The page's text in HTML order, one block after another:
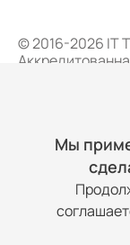
Мы
© 2016-2026 IT
Политика
ОКВЭД –
обеспечения